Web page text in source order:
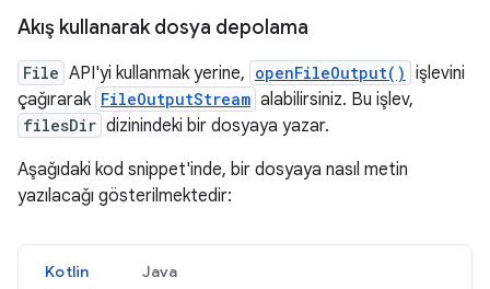
Akış kullanarak dosya depolama
File API'yi kullanmak yerine, openFileOutput() işlevini
çağırarak FileOutputStream alabilirsiniz. Bu işlev,
filesDir dizinindeki bir dosyaya yazar.
Aşağıdaki kod snippet'inde, bir dosyaya nasıl metin
yazılacağı gösterilmektedir:
Kotlin Java